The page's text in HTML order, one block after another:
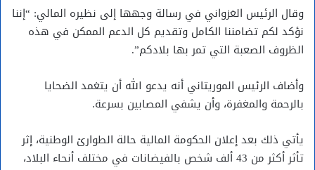
وقال الرئيس الغزواني في رسالة وجهها إلى نظيره المالي: “إننا
نؤكد لكم تضامننا الكامل وتقديم كل الدعم الممكن في هذه
الظروف الصعبة التي تمر بها بلادكم”.
وأضاف الرئيس الموريتاني أنه يدعو الله أن يتغمد الضحايا
بالرحمة والمغفرة، وأن يشفي المصابين بسرعة.
يأتي ذلك بعد إعلان الحكومة المالية حالة الطوارئ الوطنية، إثر
تأثر أكثر من 43 ألف شخص بالفيضانات في مختلف أنحاء البلاد،